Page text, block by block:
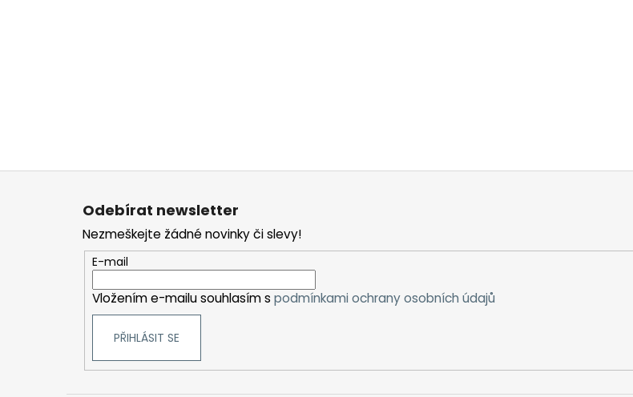
Z
Odebírat newsletter
Nezmeškejte žádné novinky či slevy!
E-mail
Vložením e-mailu souhlasím s podmínkami ochrany osobních údajů
PŘIHLÁSIT SE